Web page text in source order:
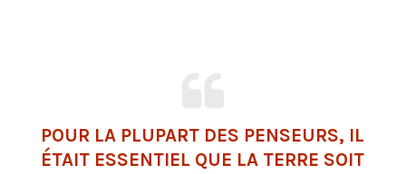
POUR LA PLUPART DES PENSEURS, IL
ÉTAIT ESSENTIEL QUE LA TERRE SOIT